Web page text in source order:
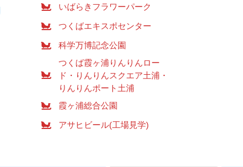
いばらきフラワーパーク
つくばエキスポセンター
科学万博記念公園
つくば霞ヶ浦りんりんロー
ド・りんりんスクエア土浦・
りんりんポート土浦
霞ヶ浦総合公園
アサヒビール(工場見学)